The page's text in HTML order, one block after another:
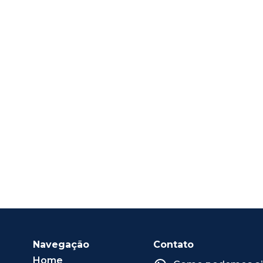
Navegação
Home
Contato